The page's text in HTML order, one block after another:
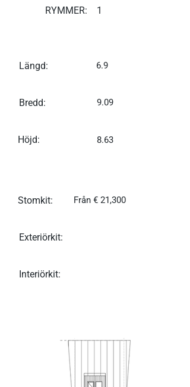
RYMMER: 1
Längd: 6.9
Bredd: 9.09
Höjd: 8.63
Stomkit: Från € 21,300
Exteriörkit:
Interiörkit: